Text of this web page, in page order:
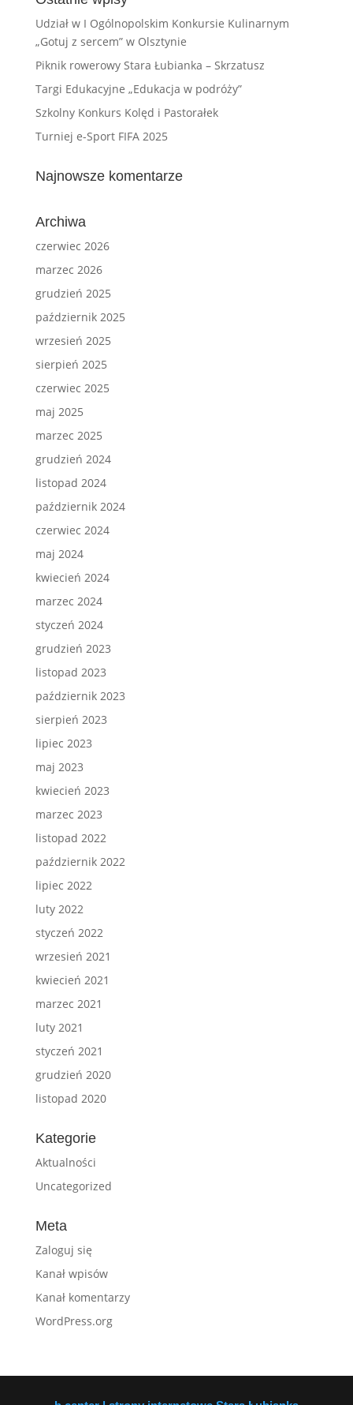
Udział w I Ogólnopolskim Konkursie Kulinarnym
„Gotuj z sercem” w Olsztynie
Piknik rowerowy Stara Łubianka – Skrzatusz
Targi Edukacyjne „Edukacja w podróży”
Szkolny Konkurs Kolęd i Pastorałek
Turniej e-Sport FIFA 2025
Najnowsze komentarze
Archiwa
czerwiec 2026
marzec 2026
grudzień 2025
październik 2025
wrzesień 2025
sierpień 2025
czerwiec 2025
maj 2025
marzec 2025
grudzień 2024
listopad 2024
październik 2024
czerwiec 2024
maj 2024
kwiecień 2024
marzec 2024
styczeń 2024
grudzień 2023
listopad 2023
październik 2023
sierpień 2023
lipiec 2023
maj 2023
kwiecień 2023
marzec 2023
listopad 2022
październik 2022
lipiec 2022
luty 2022
styczeń 2022
wrzesień 2021
kwiecień 2021
marzec 2021
luty 2021
styczeń 2021
grudzień 2020
listopad 2020
Kategorie
Aktualności
Uncategorized
Meta
Zaloguj się
Kanał wpisów
Kanał komentarzy
WordPress.org